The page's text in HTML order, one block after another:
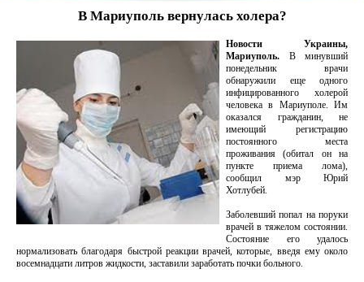
В Мариуполь вернулась холера?
Новости Украины,
Мариуполь. В минувший
понедельник врачи
обнаружили еще одного
инфицированного холерой
человека в Мариуполе. Им
оказался гражданин, не
имеющий регистрацию
постоянного места
проживания (обитал он на
пункте приема лома),
сообщил мэр Юрий
Хотлубей.
Заболевший попал на поруки
врачей в тяжелом состоянии.
Состояние его удалось
нормализовать благодаря быстрой реакции врачей, которые, введя ему около
восемнадцати литров жидкости, заставили заработать почки больного.